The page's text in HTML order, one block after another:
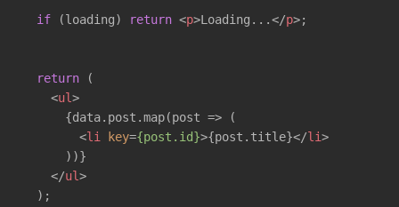
if (loading) return <p>Loading...</p>;
return (
<ul>
      {data.post.map(post => (
<li key={post.id}>{post.title}</li>
      ))}
</ul>
  );